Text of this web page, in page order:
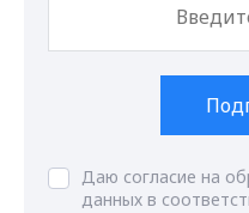
Даю согласие на
данных в